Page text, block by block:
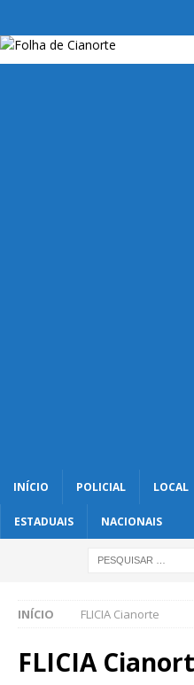
INÍCIO POLICIAL LOCAL
ESTADUAIS NACIONAIS
INÍCIO FLICIA Cianorte
FLICIA